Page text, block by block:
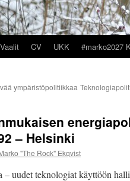
Vaalit CV UKK #marko2027
ympäristöpolitiikkaa
– Helsinki
"The Rock" Ekqvist
uudet teknologiat käyttöön